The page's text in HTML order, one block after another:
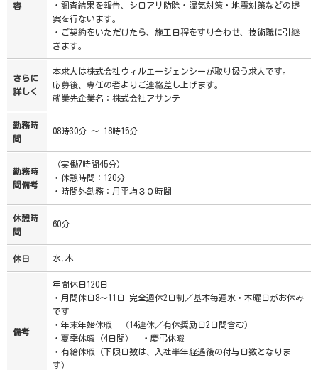
容
・調査結果を報告、シロアリ防除・湿気対策・地震対策などの提
案を行ないます。
・ご契約をいただけたら、施工日程をすり合わせ、技術職に引継
ぎます。
さらに
詳しく
本求人は株式会社ウィルエージェンシーが取り扱う求人です。
応募後、専任の者よりご連絡差し上げます。
就業先企業名：株式会社アサンテ
勤務時
間
08時30分 ～ 18時15分
勤務時
間備考
（実働7時間45分）
・休憩時間：120分
・時間外勤務：月平均３０時間
休憩時
間
60分
休日 水,木
備考
年間休日120日
・月間休日8～11日 完全週休2日制／基本毎週水・木曜日がお休み
です
・年末年始休暇 （14連休／有休奨励日2日間含む）
・夏季休暇（4日間） ・慶弔休暇
・有給休暇（下限日数は、入社半年経過後の付与日数となりま
す）